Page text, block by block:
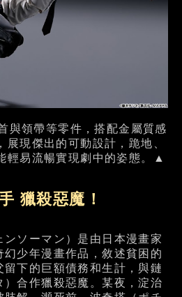
與領帶等零件，搭配金屬質感
展現傑出的可動設計，跪地、
輕易流暢實現劇中的姿態。▲
獵殺惡魔！
ソーマン）是由日本漫畫家
少年漫畫作品，敘述貧困的
下的巨額債務和生計，與鏈
合作獵殺惡魔。某夜，淀治